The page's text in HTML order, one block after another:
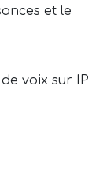
et le
voix sur IP